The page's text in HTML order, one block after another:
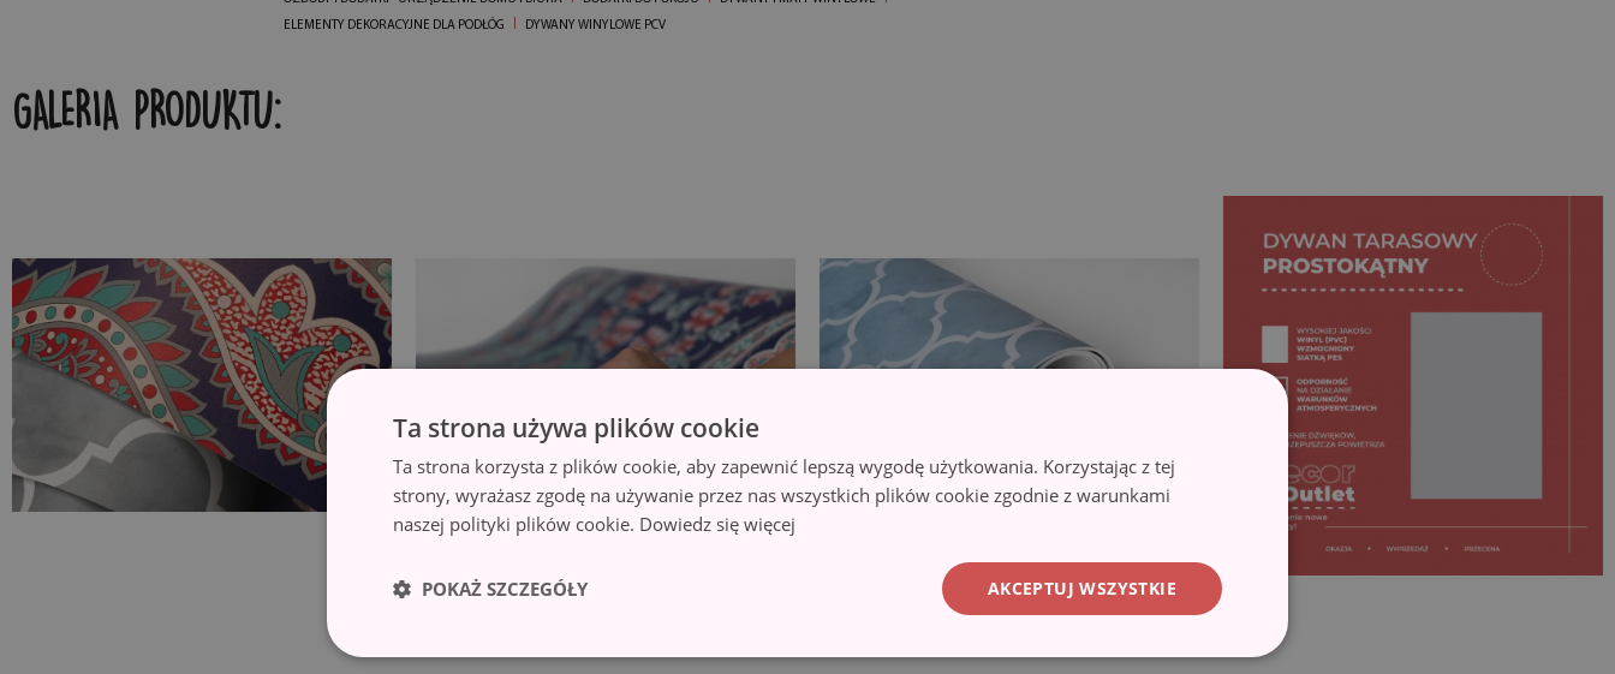
ELEMENTY DEKORACYJNE DLA PODŁÓG
DYWANY WINYLOWE PCV
GALERIA PRODUKTU:
Ta strona używa plików cookie
Ta strona korzysta z plików cookie, aby zapewnić lepszą wygodę użytkowania. Korzystając z tej
strony, wyrażasz zgodę na używanie przez nas wszystkich plików cookie zgodnie z warunkami
naszej polityki plików cookie. Dowiedz się więcej
AKCEPTUJ WSZYSTKIE
POKAŻ SZCZEGÓŁY